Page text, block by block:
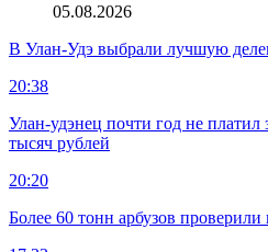
05.08.2026
В Улан-Удэ выбрали лучшую
20:38
Улан-удэнец почти год не платил
тысяч рублей
20:20
Более 60 тонн арбузов проверили